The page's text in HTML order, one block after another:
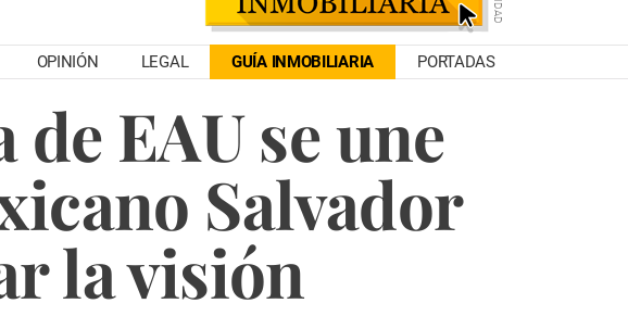
OPINIÓN LEGAL GUÍA INMOBILIARIA PORTADAS
EAU se une
Salvador
la visión